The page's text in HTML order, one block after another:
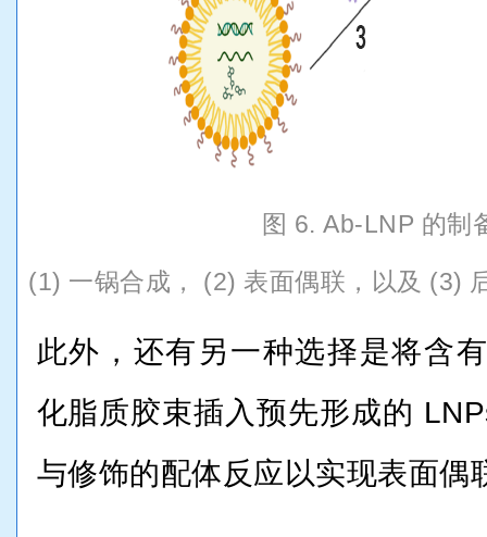
图 6. Ab-LNP 的制
(1) 一锅合成， (2) 表面偶联，以及 (3)
此外，还有另一种选择是将含
化脂质胶束插入预先形成的
与修饰的配体反应以实现表面偶